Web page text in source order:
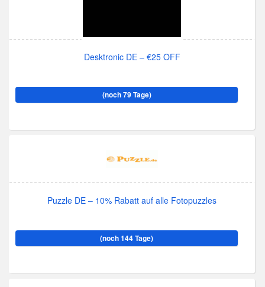
Desktronic DE – €25 OFF
(noch 79 Tage)
Puzzle DE – 10% Rabatt auf alle Fotopuzzles
(noch 144 Tage)